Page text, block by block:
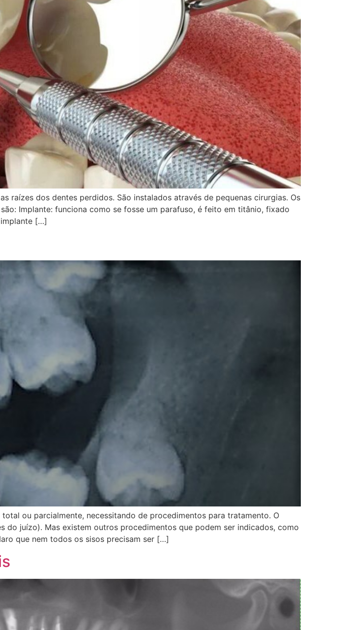
raízes dos dentes perdidos. São instalados através de pequenas cirurgias. Os
Implante: funciona como se fosse um parafuso, é feito em titânio, fixado
[…]
ou parcialmente, necessitando de procedimentos para tratamento. O
juízo). Mas existem outros procedimentos que podem ser indicados, como
que nem todos os sisos precisam ser […]